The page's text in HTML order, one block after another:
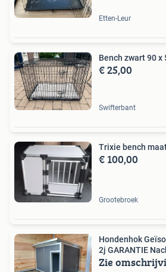
Etten-Leur
Bench zwart 90 x
€ 25,00
Swifterbant
Trixie bench
€ 100,00
Grootebroek
Hondenhok
2j GARANTIE
Zie